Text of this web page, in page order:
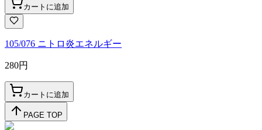
カートに追加
105/076 ニトロ炎エネルギー
280円
カートに追加
PAGE TOP